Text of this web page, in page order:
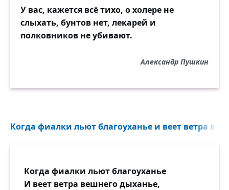
У вас, кажется всё тихо, о холере не
слыхать, бунтов нет, лекарей и
полковников не убивают.
Александр Пушкин
Когда фиалки льют благоуханье и веет ветра
Когда фиалки льют благоуханье
И веет ветра вешнего дыханье,